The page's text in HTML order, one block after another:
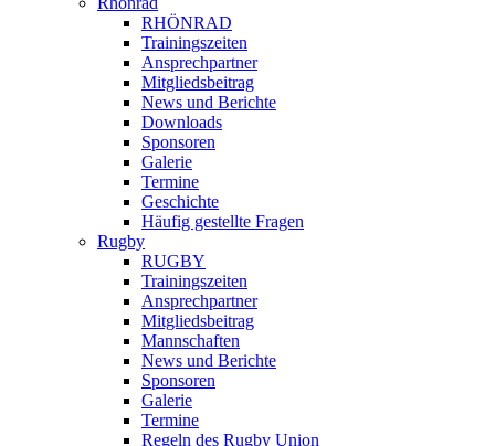
RHÖNRAD
Trainingszeiten
Ansprechpartner
Mitgliedsbeitrag
News und Berichte
Downloads
Sponsoren
Galerie
Termine
Geschichte
Häufig gestellte Fragen
Rugby
RUGBY
Trainingszeiten
Ansprechpartner
Mitgliedsbeitrag
Mannschaften
News und Berichte
Sponsoren
Galerie
Termine
Regeln des Rugby Union